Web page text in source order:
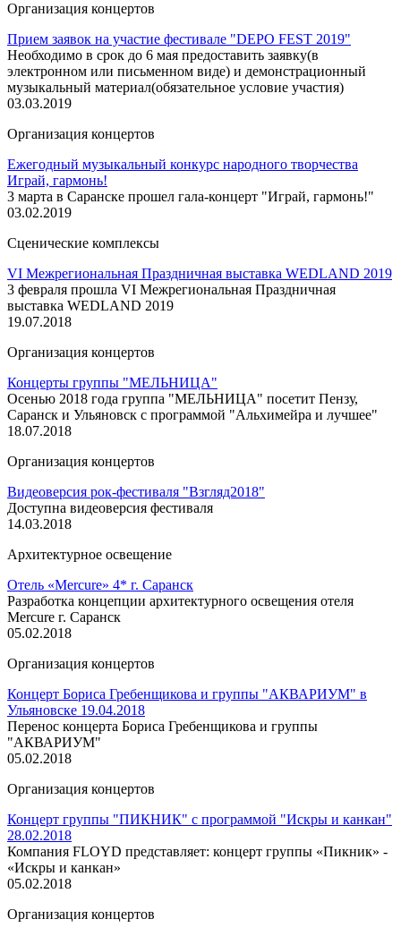
Организация концертов
Прием заявок на участие фестивале "DEPO FEST 2019"
Необходимо в срок до 6 мая предоставить заявку(в
электронном или письменном виде) и демонстрационный
музыкальный материал(обязательное условие участия)
03.03.2019
Организация концертов
Ежегодный музыкальный конкурс народного творчества
Играй, гармонь!
3 марта в Саранске прошел гала-концерт "Играй, гармонь!"
03.02.2019
Сценические комплексы
VI Межрегиональная Праздничная выставка WEDLAND 2019
3 февраля прошла VI Межрегиональная Праздничная
выставка WEDLAND 2019
19.07.2018
Организация концертов
Концерты группы "МЕЛЬНИЦА"
Осенью 2018 года группа "МЕЛЬНИЦА" посетит Пензу,
Саранск и Ульяновск с программой "Альхимейра и лучшее"
18.07.2018
Организация концертов
Видеоверсия рок-фестиваля "Взгляд2018"
Доступна видеоверсия фестиваля
14.03.2018
Архитектурное освещение
Отель «Mercure» 4* г. Саранск
Разработка концепции архитектурного освещения отеля
Mercure г. Саранск
05.02.2018
Организация концертов
Концерт Бориса Гребенщикова и группы "АКВАРИУМ" в
Ульяновске 19.04.2018
Перенос концерта Бориса Гребенщикова и группы
"АКВАРИУМ"
05.02.2018
Организация концертов
Концерт группы "ПИКНИК" с программой "Искры и канкан"
28.02.2018
Компания FLOYD представляет: концерт группы «Пикник» -
«Искры и канкан»
05.02.2018
Организация концертов